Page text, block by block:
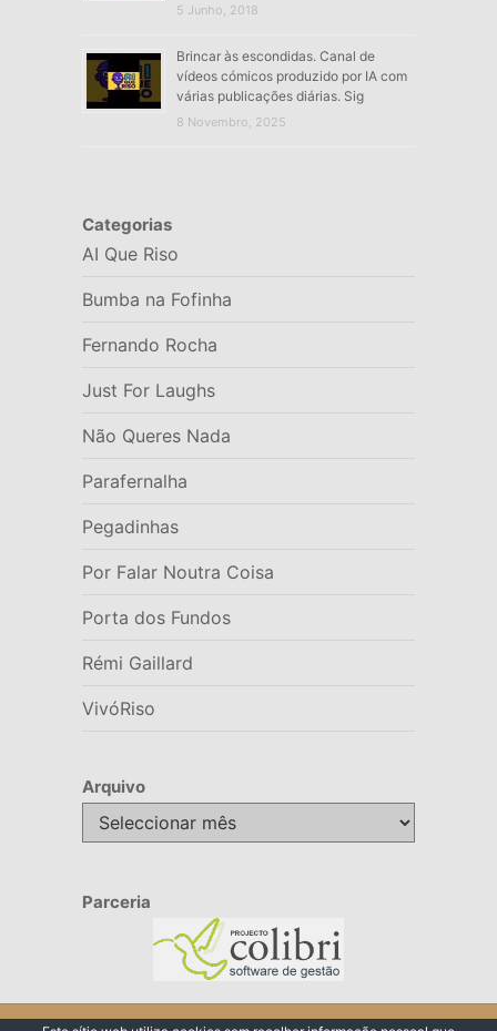
5 Junho, 2018
Brincar às escondidas. Canal de
vídeos cómicos produzido por IA com
várias publicações diárias. Sig
8 Novembro, 2025
Categorias
AI Que Riso
Bumba na Fofinha
Fernando Rocha
Just For Laughs
Não Queres Nada
Parafernalha
Pegadinhas
Por Falar Noutra Coisa
Porta dos Fundos
Rémi Gaillard
VivóRiso
Arquivo
Arquivo
Parceria